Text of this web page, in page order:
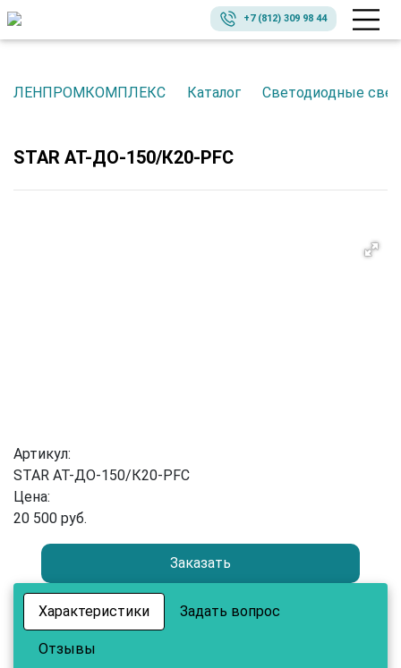
+7 (812) 309 98 44
ЛЕНПРОМКОМПЛЕКС Каталог Светодиодные
STAR АТ-ДО-150/К20-PFC
Артикул:
STAR АТ-ДО-150/К20-PFC
Цена:
20 500 руб.
Заказать
Характеристики Задать вопрос
Отзывы